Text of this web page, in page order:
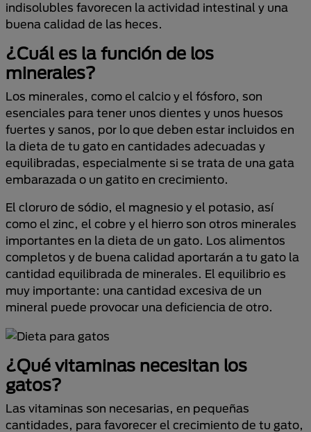
indisolubles favorecen la actividad intestinal y una
buena calidad de las heces.
¿Cuál es la función de los
minerales?
Los minerales, como el calcio y el fósforo, son
esenciales para tener unos dientes y unos huesos
fuertes y sanos, por lo que deben estar incluidos en
la dieta de tu gato en cantidades adecuadas y
equilibradas, especialmente si se trata de una gata
embarazada o un gatito en crecimiento.
El cloruro de sódio, el magnesio y el potasio, así
como el zinc, el cobre y el hierro son otros minerales
importantes en la dieta de un gato. Los alimentos
completos y de buena calidad aportarán a tu gato la
cantidad equilibrada de minerales. El equilibrio es
muy importante: una cantidad excesiva de un
mineral puede provocar una deficiencia de otro.
¿Qué vitaminas necesitan los
gatos?
Las vitaminas son necesarias, en pequeñas
cantidades, para favorecer el crecimiento de tu gato,